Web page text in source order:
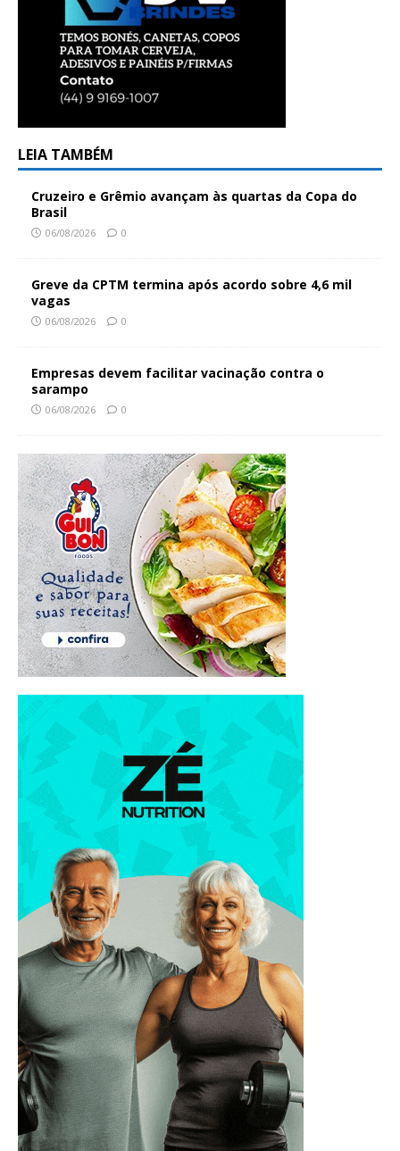
LEIA TAMBÉM
Cruzeiro e Grêmio avançam às quartas da Copa do
Brasil
06/08/2026 0
Greve da CPTM termina após acordo sobre 4,6 mil
vagas
06/08/2026 0
Empresas devem facilitar vacinação contra o
sarampo
06/08/2026 0